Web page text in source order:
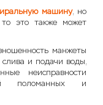
машину, но
то это также может
манжеты
и подачи воды,
неисправности
поломанных и